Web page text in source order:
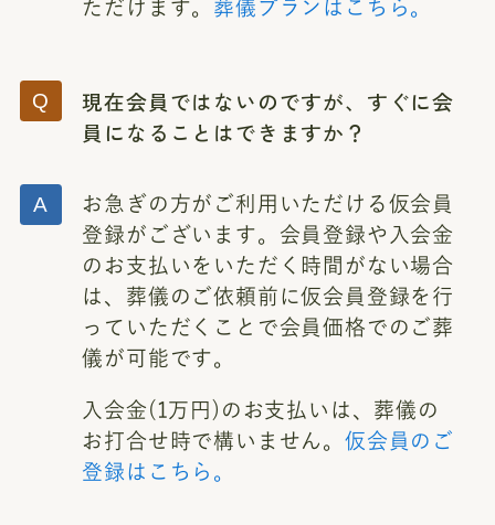
ただけます。 葬儀プランはこちら。
現在会員ではないのですが、すぐに会
員になることはできますか？
お急ぎの方がご利用いただける仮会員
登録がございます。会員登録や入会金
のお支払いをいただく時間がない場合
は、葬儀のご依頼前に仮会員登録を行
っていただくことで会員価格でのご葬
儀が可能です。
入会金(1万円)のお支払いは、葬儀の
お打合せ時で構いません。仮会員のご
登録はこちら。